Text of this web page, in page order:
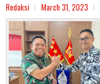
Redaksi March 31, 2023